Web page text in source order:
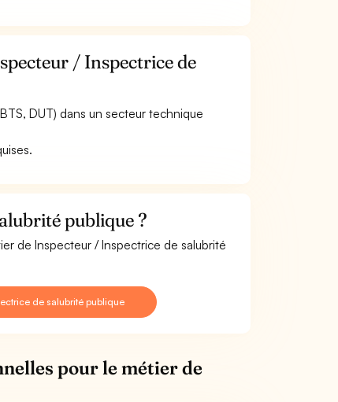
/ Inspectrice de
DUT) dans un secteur technique
publique ?
de Inspecteur / Inspectrice de salubrité
de salubrité publique
pour le métier de